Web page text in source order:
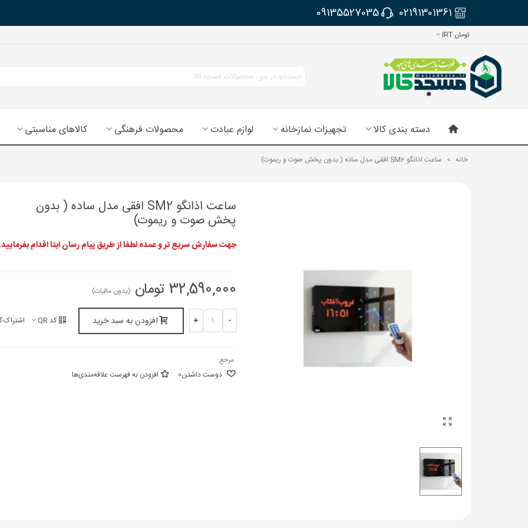
02191301361
09135527035
تومان IRT
دسته بندی کالا تجهیزات نمازخانه لوازم عبادت محصولات فرهنگی کالاهای مناسبتی
خانه > ساعت اذانگو SM2 افقی مدل ساده ( بدون پخش صوت و ریموت)
ساعت اذانگو SM2 افقی مدل ساده ( بدون
پخش صوت و ریموت)
جهت سفارش سریع تر و عمده لطفا از طریق پیام رسان ایتا اقدام
32,590,000 تومان (بدون مالیات)
-
+ افزودن به سبد خرید کد QR اشتراک
مرجع:
دوست داشتن0 افزودن به فهرست علاقه‌مندی‌ها